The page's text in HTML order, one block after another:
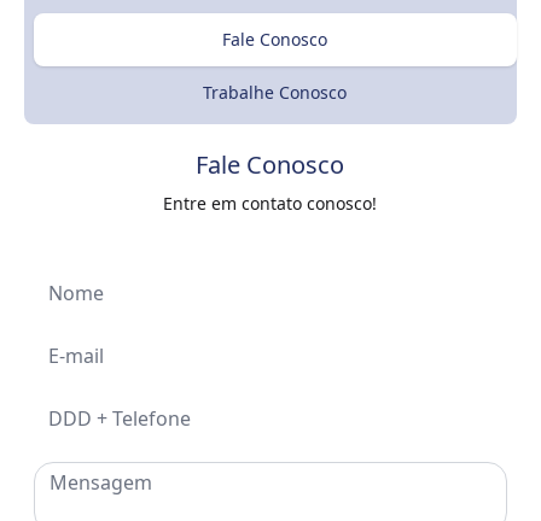
Fale Conosco
Trabalhe Conosco
Fale Conosco
Entre em contato conosco!